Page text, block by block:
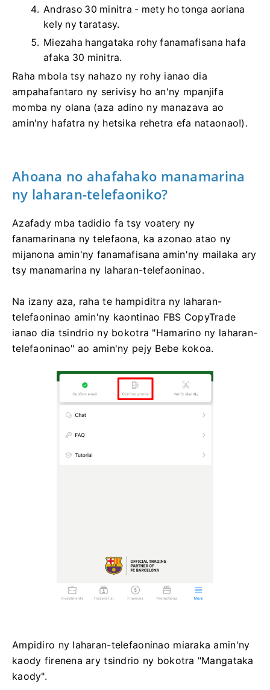
Andraso 30 minitra - mety ho tonga aoriana
kely ny taratasy.
Miezaha hangataka rohy fanamafisana hafa
afaka 30 minitra.
Raha mbola tsy nahazo ny rohy ianao dia
ampahafantaro ny serivisy ho an'ny mpanjifa
momba ny olana (aza adino ny manazava ao
amin'ny hafatra ny hetsika rehetra efa nataonao!).
Ahoana no ahafahako manamarina
ny laharan-telefaoniko?
Azafady mba tadidio fa tsy voatery ny
fanamarinana ny telefaona, ka azonao atao ny
mijanona amin'ny fanamafisana amin'ny mailaka ary
tsy manamarina ny laharan-telefaoninao.
Na izany aza, raha te hampiditra ny laharan-
telefaoninao amin'ny kaontinao FBS CopyTrade
ianao dia tsindrio ny bokotra "Hamarino ny laharan-
telefaoninao" ao amin'ny pejy Bebe kokoa.
Ampidiro ny laharan-telefaoninao miaraka amin'ny
kaody firenena ary tsindrio ny bokotra "Mangataka
kaody".